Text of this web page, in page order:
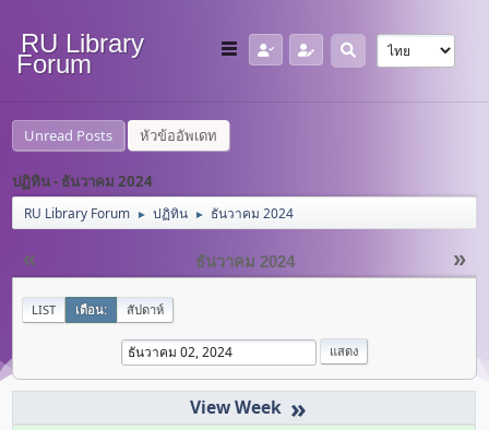
RU Library
Forum
Unread Posts หัวข้ออัพเดท
ปฏิทิน - ธันวาคม 2024
RU Library Forum ► ปฏิทิน ► ธันวาคม 2024
« »
ธันวาคม 2024
LIST เดือน: สัปดาห์
»